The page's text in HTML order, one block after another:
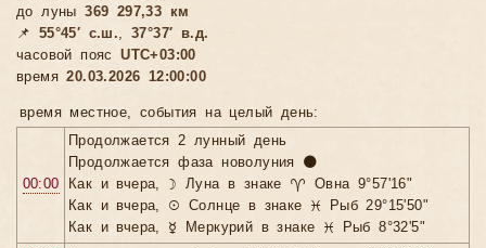
до луны369 297,33 км
📌 55°45′ с.ш.,37°37′ в.д.
часовой поясUTC+03:00
время20.03.2026 12:00:00
время местное, cобытия на целый день:
00:00
Продолжается 2 лунный день
Продолжается фаза новолуния 🌑
Как и вчера, ☽ Луна в знаке ♈ Овна 9°57'16"
Как и вчера, ☉ Солнце в знаке ♓ Рыб 29°15'50"
Как и вчера, ☿ Меркурий в знаке ♓ Рыб 8°32'5"